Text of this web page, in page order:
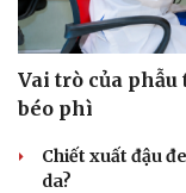
Vai trò của
béo phì
Chiết xuất đậu
da?